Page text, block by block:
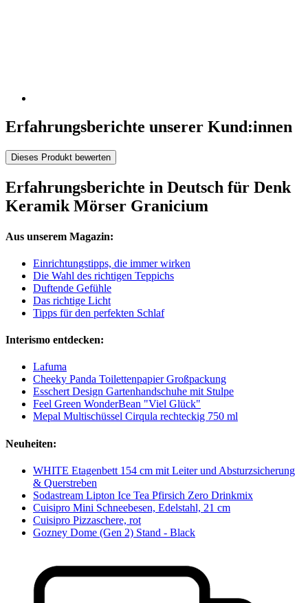
Erfahrungsberichte unserer Kund:innen
Dieses Produkt bewerten
Erfahrungsberichte in Deutsch für Denk
Keramik Mörser Granicium
Aus unserem Magazin:
Einrichtungstipps, die immer wirken
Die Wahl des richtigen Teppichs
Duftende Gefühle
Das richtige Licht
Tipps für den perfekten Schlaf
Interismo entdecken:
Lafuma
Cheeky Panda Toilettenpapier Großpackung
Esschert Design Gartenhandschuhe mit Stulpe
Feel Green WonderBean "Viel Glück"
Mepal Multischüssel Cirqula rechteckig 750 ml
Neuheiten:
WHITE Etagenbett 154 cm mit Leiter und Absturzsicherung
& Querstreben
Sodastream Lipton Ice Tea Pfirsich Zero Drinkmix
Cuisipro Mini Schneebesen, Edelstahl, 21 cm
Cuisipro Pizzaschere, rot
Gozney Dome (Gen 2) Stand - Black